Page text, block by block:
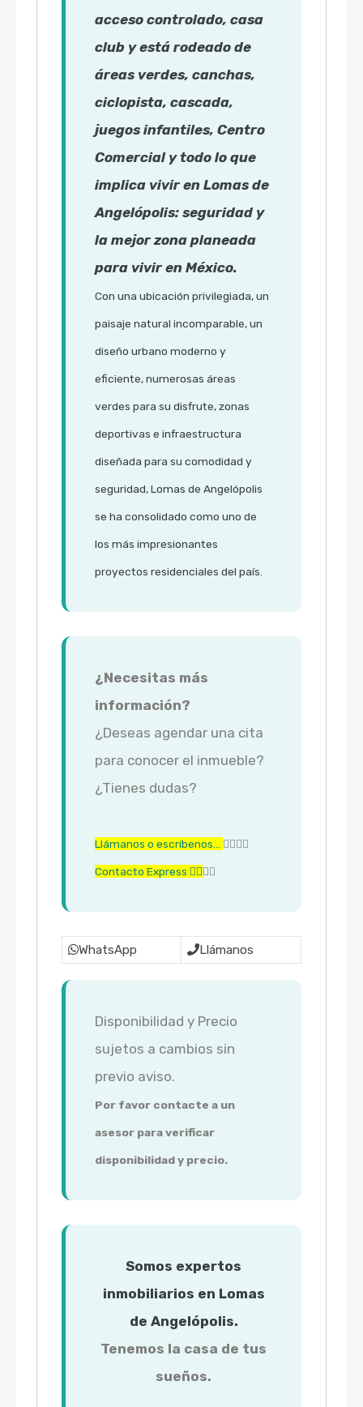
acceso controlado, casa
club y está rodeado de
áreas verdes, canchas,
ciclopista, cascada,
juegos infantiles, Centro
Comercial y todo lo que
implica vivir en Lomas de
Angelópolis: seguridad y
la mejor zona planeada
para vivir en México.
Con una ubicación privilegiada, un
paisaje natural incomparable, un
diseño urbano moderno y
eficiente, numerosas áreas
verdes para su disfrute, zonas
deportivas e infraestructura
diseñada para su comodidad y
seguridad, Lomas de Angelópolis
se ha consolidado como uno de
los más impresionantes
proyectos residenciales del país.
¿Necesitas más
información?
¿Deseas agendar una cita
para conocer el inmueble?
¿Tienes dudas?
Llámanos o escríbenos… 👇🏼👇🏼
Contacto Express 👇🏼👇🏼
WhatsApp Llámanos
Disponibilidad y Precio
sujetos a cambios sin
previo aviso.
Por favor contacte a un
asesor para verificar
disponibilidad y precio.
Somos expertos
inmobiliarios en Lomas
de Angelópolis.
Tenemos la casa de tus
sueños.